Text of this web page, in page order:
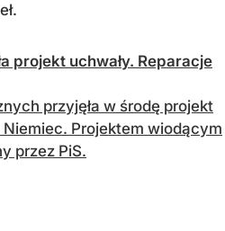
projekt uchwały. Reparacje
przyjęła w środę projekt
Projektem wiodącym
przez PiS.